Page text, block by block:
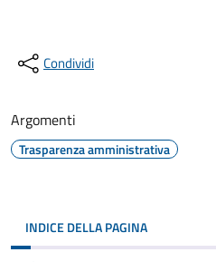
Condividi
Argomenti
Trasparenza amministrativa
INDICE DELLA PAGINA